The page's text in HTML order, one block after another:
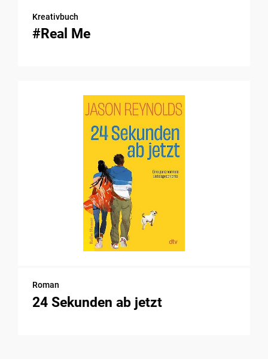
Kreativbuch
#Real Me
Roman
24 Sekunden ab jetzt